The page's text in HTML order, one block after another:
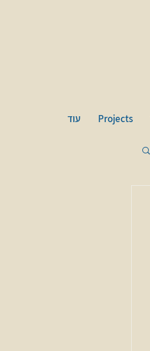
Projects עוד